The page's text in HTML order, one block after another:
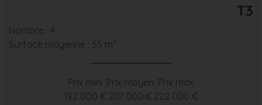
T3
Nombre : 4
Surface moyenne : 55 m²
Prix mini
192 000 €
Prix moyen
207 000 €
Prix max
222 000 €